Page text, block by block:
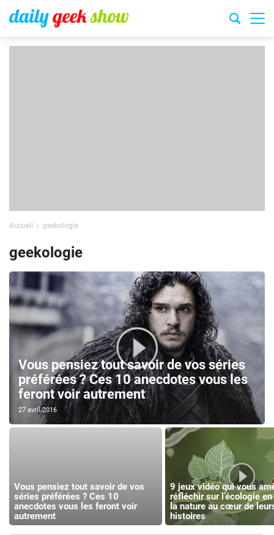
Accueil geekologie
geekologie
Vous pensiez tout savoir de vos séries
préférées ? Ces 10 anecdotes vous les
feront voir autrement
27 avril 2016
Vous pensiez tout savoir de vos
séries préférées ? Ces 10
anecdotes vous les feront voir
autrement
9 jeux vidéo qui vous
réfléchir sur l’écologie
la nature au cœur de
histoires